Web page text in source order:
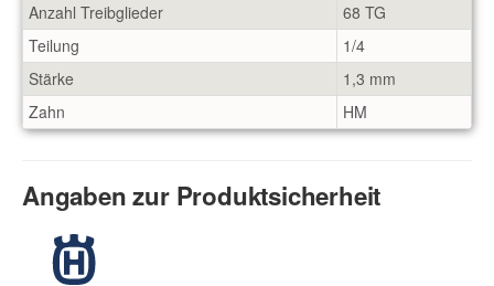
Anzahl Treibglieder
68 TG
Teilung
1/4
Stärke
1,3 mm
Zahn
HM
Angaben zur Produktsicherheit